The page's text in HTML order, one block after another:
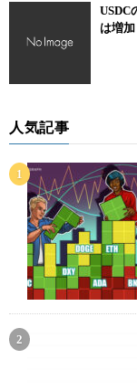
USDC
は増加
人気記事